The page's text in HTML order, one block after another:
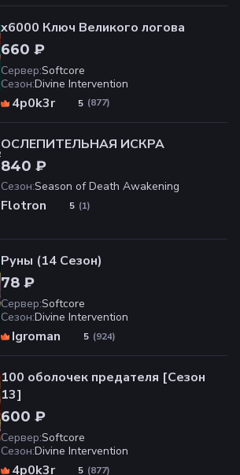
x6000 Ключ Великого логова
660 ₽
Сервер:Softcore
Сезон:Divine Intervention
4p0k3r (877)
5
ОСЛЕПИТЕЛЬНАЯ ИСКРА
840 ₽
Сезон:Season of Death Awakening
Flotron (1)
5
Руны (14 Сезон)
78 ₽
Сервер:Softcore
Сезон:Divine Intervention
Igroman (924)
5
100 оболочек предателя [Cезон
13]
600 ₽
Сервер:Softcore
Сезон:Divine Intervention
4p0k3r (877)
5